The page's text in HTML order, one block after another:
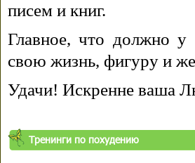
писем и книг.
Главное, что должно у
свою жизнь, фигуру и
Удачи! Искренне ваша
Тренинги по похудению